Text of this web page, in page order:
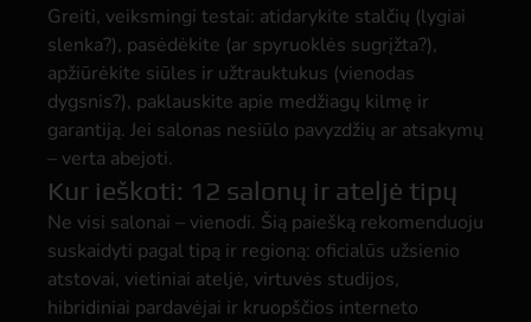
Greiti, veiksmingi testai: atidarykite stalčių (lygiai
slenka?), pasėdėkite (ar spyruoklės sugrįžta?),
apžiūrėkite siūles ir užtrauktukus (vienodas
dygsnis?), paklauskite apie medžiagų kilmę ir
garantiją. Jei salonas nesiūlo pavyzdžių ar atsakymų
– verta abejoti.
Kur ieškoti: 12 salonų ir ateljė tipų
Ne visi salonai – vienodi. Šią paiešką rekomenduoju
suskaidyti pagal tipą ir regioną: oficialūs užsienio
atstovai, vietiniai ateljė, virtuvės studijos,
hibridiniai pardavėjai ir kruopščios interneto